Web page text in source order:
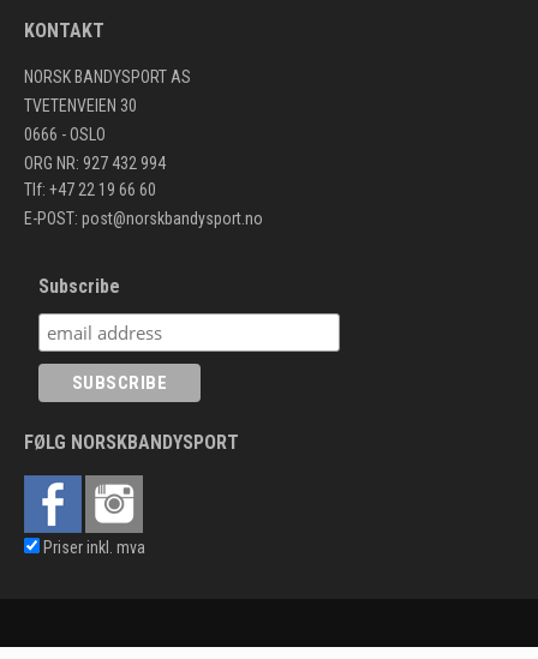
KONTAKT
NORSK BANDYSPORT AS
TVETENVEIEN 30
0666 - OSLO
ORG NR: 927 432 994
Tlf: +47 22 19 66 60
E-POST: post@norskbandysport.no
Subscribe
FØLG NORSKBANDYSPORT
Priser inkl. mva